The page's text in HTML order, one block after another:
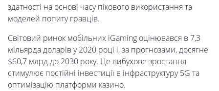
здатності на основі часу пікового використання та
моделей попиту гравців.
Світовий ринок мобільних iGaming оцінювався в 7,3
мільярда доларів у 2020 році і, за прогнозами, досягне
$60,7 млрд до 2030 року. Це вибухове зростання
стимулює постійні інвестиції в інфраструктуру 5G та
оптимізацію платформи казино.